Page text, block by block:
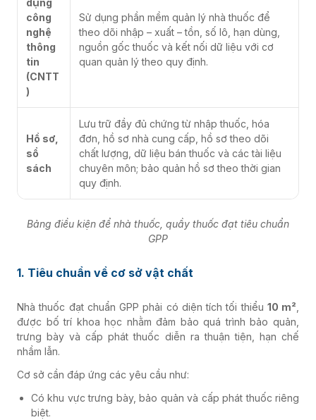
công
nghệ
thông
tin
(CNTT
)
Sử dụng phần mềm quản lý nhà thuốc để
theo dõi nhập – xuất – tồn, số lô, hạn dùng,
nguồn gốc thuốc và kết nối dữ liệu với cơ
quan quản lý theo quy định.
Hồ sơ,
sổ
sách
Lưu trữ đầy đủ chứng từ nhập thuốc, hóa
đơn, hồ sơ nhà cung cấp, hồ sơ theo dõi
chất lượng, dữ liệu bán thuốc và các tài liệu
chuyên môn; bảo quản hồ sơ theo thời gian
quy định.
Bảng điều kiện để nhà thuốc, quầy thuốc đạt tiêu chuẩn
GPP
1. Tiêu chuẩn về cơ sở vật chất
Nhà thuốc đạt chuẩn GPP phải có diện tích tối thiểu 10 m²
được bố trí khoa học nhằm đảm bảo quá trình bảo quản,
trưng bày và cấp phát thuốc diễn ra thuận tiện, hạn chế
nhầm lẫn.
Cơ sở cần đáp ứng các yêu cầu như:
Có khu vực trưng bày, bảo quản và cấp phát thuốc riêng
biệt.